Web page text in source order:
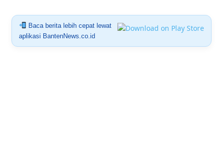
Baca berita lebih cepat lewat
aplikasi BantenNews.co.id